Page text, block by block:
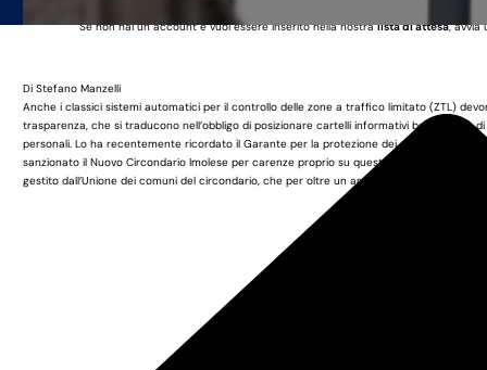
Di Stefano Manzelli
Anche i classici sistemi automatici per il controllo delle zone a traffico limitato (ZTL)
trasparenza, che si traducono nell’obbligo di posizionare cartelli informativi ben visibili
personali. Lo ha recentemente ricordato il Garante per la protezione dei dati personali
sanzionato il Nuovo Circondario Imolese per carenze proprio su questo fronte. La
gestito dall’Unione dei comuni del circondario, che per oltre un anno aveva lasciato
Se non hai un account e vuoi essere inserito nella nostralista di attesa, avvia